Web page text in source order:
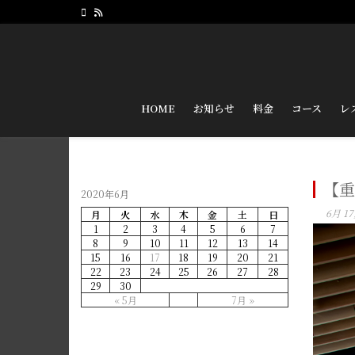
HOME お知らせ 料金 コース レ
【
6月
2020年6月
月
火 水 木 金 土 日
« 5月 7月 »
1 2 3 4 5 6
7
8
9 10 11 12 13
14
15
16 17 18 19 20
21
22
23 24 25 26 27
28
29
30